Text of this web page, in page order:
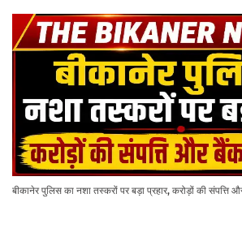
बीकानेर पुलिस का नशा तस्करों पर बड़ा प्रहार, करोड़ों की संपत्ति